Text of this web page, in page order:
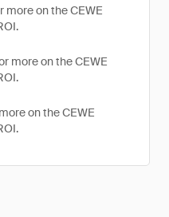
more on the CEWE
more on the CEWE
on the CEWE